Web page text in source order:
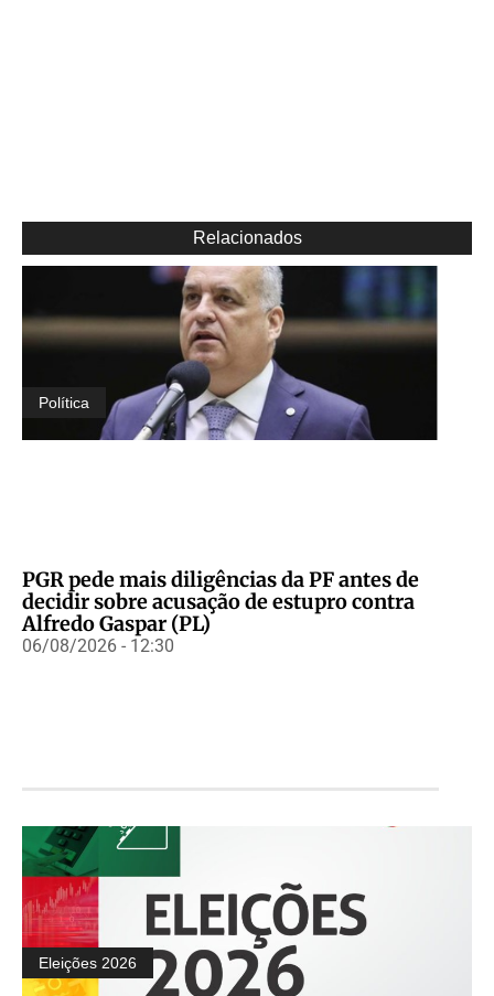
Relacionados
Política
PGR pede mais diligências da PF antes de
decidir sobre acusação de estupro contra
Alfredo Gaspar (PL)
06/08/2026 - 12:30
Eleições 2026